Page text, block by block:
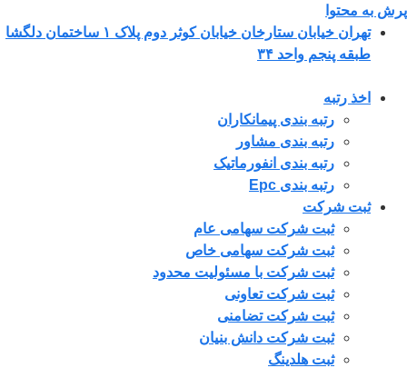
پرش به محتوا
تهران خیابان ستارخان خیابان کوثر دوم پلاک ۱ ساختمان دلگشا
طبقه پنجم واحد ۳۴
اخذ رتبه
رتبه بندی پیمانکاران
رتبه بندی مشاور
رتبه بندی انفورماتیک
رتبه بندی Epc
ثبت شرکت
ثبت شرکت سهامی عام
ثبت شرکت سهامی خاص
ثبت شرکت با مسئولیت محدود
ثبت شرکت تعاونی
ثبت شرکت تضامنی
ثبت شرکت دانش بنیان
ثبت هلدینگ